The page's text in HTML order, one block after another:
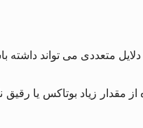
متعددی می‌ تواند داشته
از مقدار زیاد بوتاکس یا